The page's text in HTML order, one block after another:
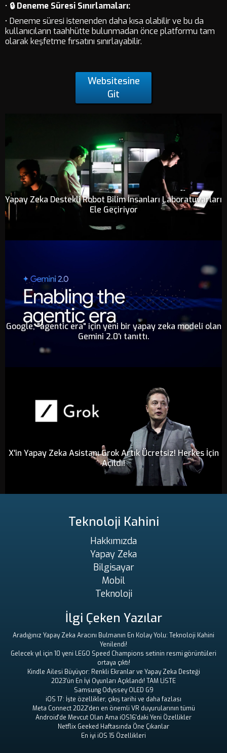
• 🔒 Deneme Süresi Sınırlamaları:
• Deneme süresi istenenden daha kısa olabilir ve bu da
kullanıcıların taahhütte bulunmadan önce platformu tam
olarak keşfetme fırsatını sınırlayabilir.
Websitesine
Git
Yapay Zeka Destekli Robot Bilim İnsanları Laboratuvarları
Ele Geçiriyor
Google, "agentic era" için yeni bir yapay zeka modeli olan
Gemini 2.0'ı tanıttı.
X'in Yapay Zeka Asistanı Grok Artık Ücretsiz! Herkes İçin
Açıldı!
Teknoloji Kahini
Hakkımızda
Yapay Zeka
Bilgisayar
Mobil
Teknoloji
İlgi Çeken Yazılar
Aradığınız Yapay Zeka Aracını Bulmanın En Kolay Yolu: Teknoloji Kahini
Yenilendi!
Gelecek yıl için 10 yeni LEGO Speed ​​Champions setinin resmi görüntüleri
ortaya çıktı!
Kindle Ailesi Büyüyor: Renkli Ekranlar ve Yapay Zeka Desteği
2023'ün En İyi Oyunları Açıklandı! TAM LİSTE
Samsung Odyssey OLED G9
iOS 17: İşte özellikler, çıkış tarihi ve daha fazlası
Meta Connect 2022'den en önemli VR duyurularının tümü
Android'de Mevcut Olan Ama iOS16'daki Yeni Özellikler
Netflix Geeked Haftasında Öne Çıkanlar
En iyi iOS 15 Özellikleri